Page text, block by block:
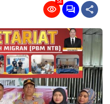
54